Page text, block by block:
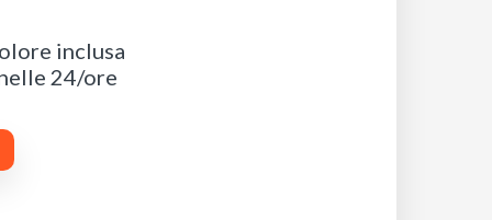
inclusa
24/ore